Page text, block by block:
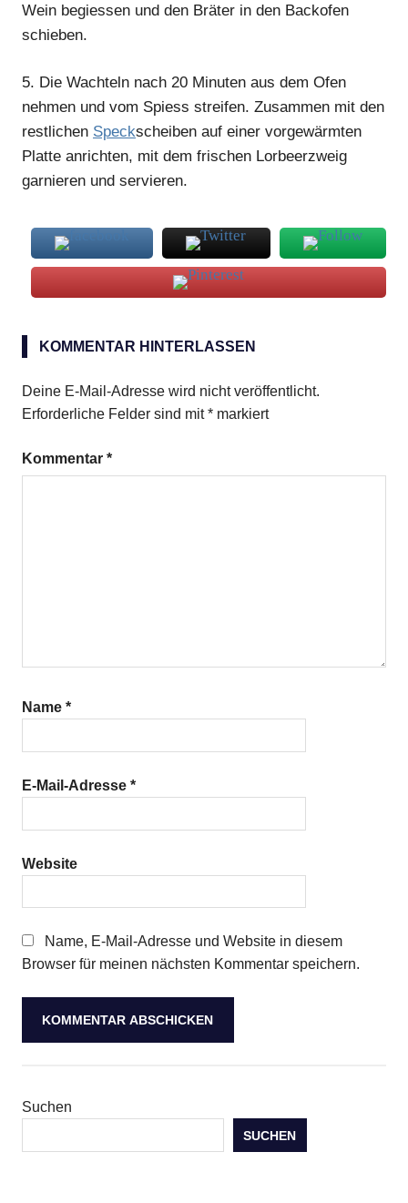
Wein begiessen und den Bräter in den Backofen
schieben.
5. Die Wachteln nach 20 Minuten aus dem Ofen
nehmen und vom Spiess streifen. Zusammen mit den
restlichen Speckscheiben auf einer vorgewärmten
Platte anrichten, mit dem frischen Lorbeerzweig
garnieren und servieren.
KOMMENTAR HINTERLASSEN
Deine E-Mail-Adresse wird nicht veröffentlicht.
Erforderliche Felder sind mit* markiert
Kommentar *
Name *
E-Mail-Adresse *
Website
Name, E-Mail-Adresse und Website in diesem
Browser für meinen nächsten Kommentar speichern.
Suchen
SUCHEN